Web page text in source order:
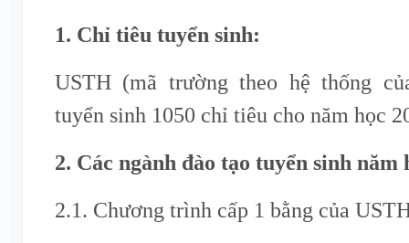
1. Chỉ tiêu tuyển sinh:
USTH (mã trường theo hệ thống
tuyển sinh 1050 chỉ tiêu cho năm học
2. Các ngành đào tạo tuyển sinh năm
2.1. Chương trình cấp 1 bằng của